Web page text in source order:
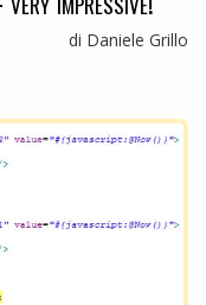
di Daniele Grillo